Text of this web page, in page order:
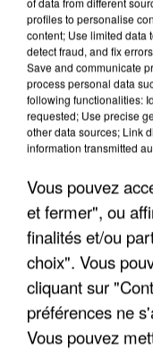
IL TUE SON FILS
EX-COMPAGNE À
profiles to personalise
content; Use limited data
detect fraud, and fix
Save and communicate
process personal data
following functionalities:
requested; Use precise
other data sources; Link
information transmitted
Vous pouvez
et fermer", ou
finalités et/ou
choix". Vous
cliquant sur
préférences ne
Vous pouvez